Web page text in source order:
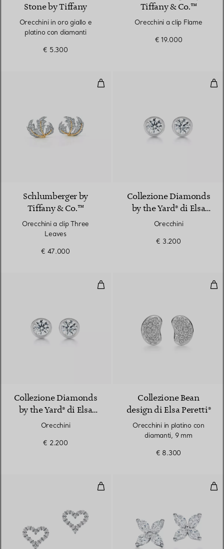
Stone by Tiffany
Orecchini in oro giallo e
platino con diamanti
€ 5.300
Tiffany & Co.™
Orecchini a clip Flame
€ 19.000
Orecchini a clip Three Leaves
Schlumberger by
Tiffany & Co.™
Orecchini a clip Three
Leaves
€ 47.000
Collezione Diamonds
by the Yard® di Elsa
Peretti®
Orecchini
€ 3.200
Orecchini
Collezione Diamonds
by the Yard® di Elsa
Peretti®
Orecchini
€ 2.200
Collezione Bean
design di Elsa Peretti®
Orecchini in platino con
diamanti, 9 mm
€ 8.300
Orecchini a cuore